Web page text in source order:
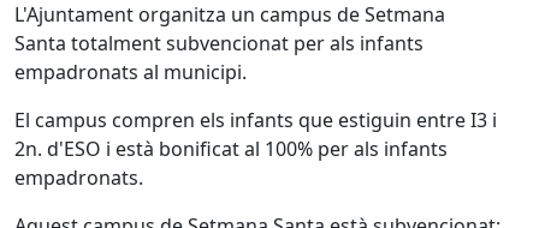
L'Ajuntament organitza un campus de Setmana
Santa totalment subvencionat per als infants
empadronats al municipi.
El campus compren els infants que estiguin entre I3 i
2n. d'ESO i està bonificat al 100% per als infants
empadronats.